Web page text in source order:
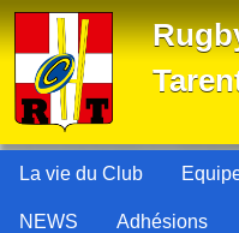
La vie du Club
NEWS Adhésions
Panneau de gestion des